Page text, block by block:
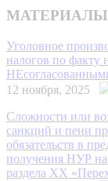
Уголовное
налогов по факту
12 ноября, 2025
Сложности или
санкций и пени
обязательств в
получения НУР на
раздела ХХ